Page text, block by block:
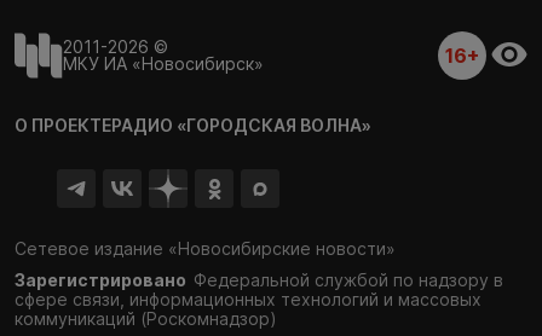
2011-2026 ©
МКУ ИА «Новосибирск»
16+
О ПРОЕКТЕРАДИО «ГОРОДСКАЯ ВОЛНА»
Сетевое издание «Новосибирские новости»
Зарегистрировано Федеральной службой по надзору в
сфере связи, информационных технологий и массовых
коммуникаций (Роскомнадзор)